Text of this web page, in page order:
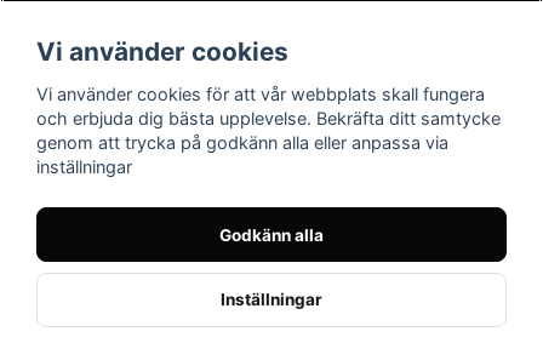
Köpvillkor
Kontakt
Youtube-videos
Instagram
Youtube
TikTok
Vi använder cookies
Vi använder cookies för att vår webbplats skall fungera
och erbjuda dig bästa upplevelse. Bekräfta ditt samtycke
genom att trycka på godkänn alla eller anpassa via
inställningar
Godkänn alla
Inställningar